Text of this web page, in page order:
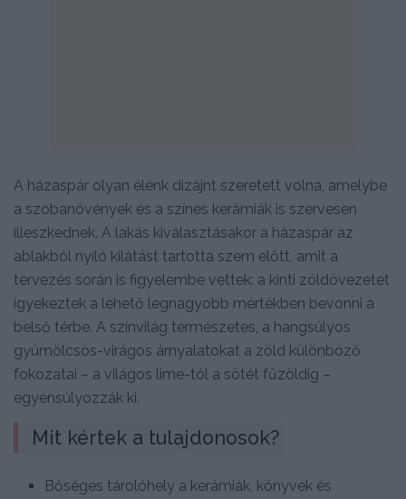
A házaspár olyan élénk dizájnt szeretett volna, amelybe
a szobanövények és a színes kerámiák is szervesen
illeszkednek. A lakás kiválasztásakor a házaspár az
ablakból nyíló kilátást tartotta szem előtt, amit a
tervezés során is figyelembe vettek: a kinti zöldövezetet
igyekeztek a lehető legnagyobb mértékben bevonni a
belső térbe. A színvilág természetes, a hangsúlyos
gyümölcsös-virágos árnyalatokat a zöld különböző
fokozatai – a világos lime-tól a sötét fűzöldig –
egyensúlyozzák ki.
Mit kértek a tulajdonosok?
Bőséges tárolóhely a kerámiák, könyvek és